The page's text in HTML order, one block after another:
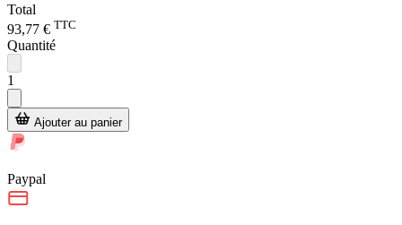
Total
93,77 € TTC
Quantité
1
Ajouter au panier
Paypal